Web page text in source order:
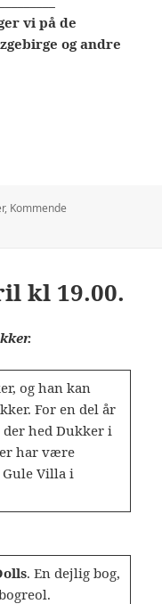
vi på de
og andre
, Kommende
8. maj 2025
kl 19.00.
og han kan
For en del år
der hed Dukker i
har være
Villa i
. En dejlig bog,